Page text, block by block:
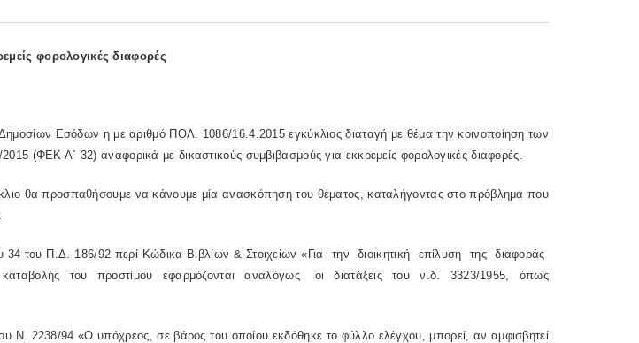
φορολογικές διαφορές
Εσόδων η με αριθμό ΠΟΛ. 1086/16.4.2015 εγκύκλιος διαταγή με θέμα την κοινοποίηση των
(ΦΕΚ Α΄ 32) αναφορικά με δικαστικούς συμβιβασμούς για εκκρεμείς φορολογικές διαφορές.
θα προσπαθήσουμε να κάνουμε μία ανασκόπηση του θέματος, καταλήγοντας στο πρόβλημα που
του Π.Δ. 186/92 περί Κώδικα Βιβλίων & Στοιχείων «Για την διοικητική επίλυση της διαφοράς
καταβολής του προστίμου εφαρμόζονται αναλόγως οι διατάξεις του ν.δ. 3323/1955, όπως
2238/94 «Ο υπόχρεος, σε βάρος του οποίου εκδόθηκε το φύλλο ελέγχου, μπορεί, αν αμφισβητεί